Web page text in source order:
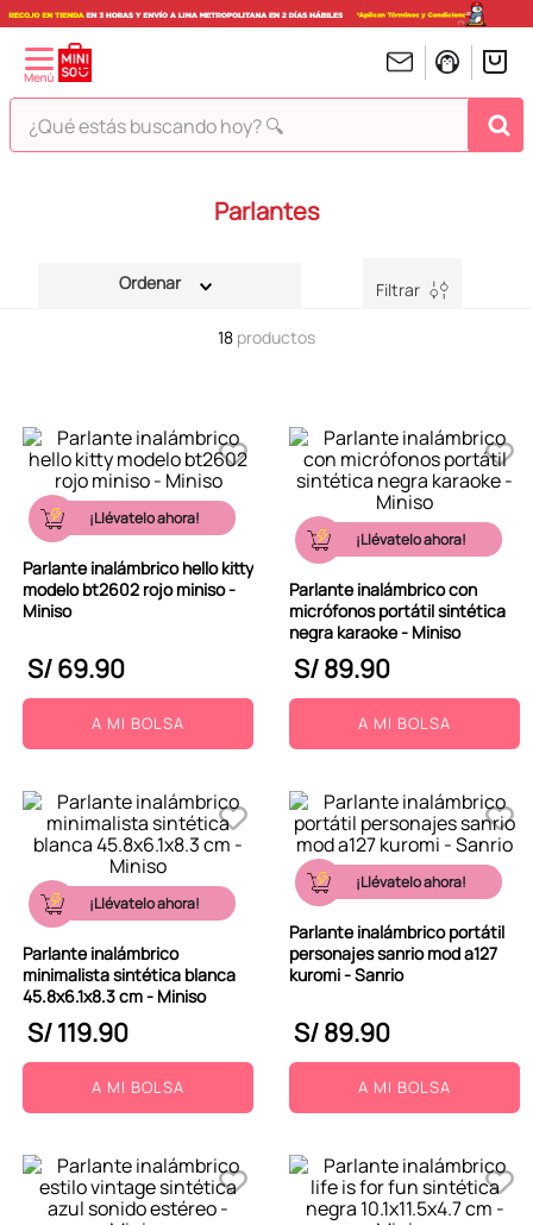
¿Qué estás buscando hoy? 🔍
Parlantes
Filtrar
18 productos
¡Llévatelo ahora!
Parlante inalámbrico hello kitty
modelo bt2602 rojo miniso -
Miniso
S/69.90
A MI BOLSA
¡Llévatelo ahora!
Parlante inalámbrico con
micrófonos portátil sintética
negra karaoke - Miniso
S/89.90
A MI BOLSA
¡Llévatelo ahora!
Parlante inalámbrico
minimalista sintética blanca
45.8x6.1x8.3 cm - Miniso
S/119.90
A MI BOLSA
¡Llévatelo ahora!
Parlante inalámbrico portátil
personajes sanrio mod a127
kuromi - Sanrio
S/89.90
A MI BOLSA
6.
harry potter
tomatodo
.
stitch
9
peluche
10. kuromi